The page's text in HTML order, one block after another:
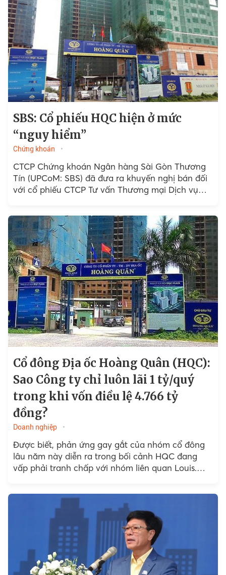
SBS: Cổ phiếu HQC hiện ở mức
“nguy hiểm”
Chứng khoán
CTCP Chứng khoán Ngân hàng Sài Gòn Thương
Tín (UPCoM: SBS) đã đưa ra khuyến nghị bán đối
với cổ phiếu CTCP Tư vấn Thương mại Dịch vụ
Cổ đông Địa ốc Hoàng Quân (HQC):
Sao Công ty chỉ luôn lãi 1 tỷ/quý
trong khi vốn điều lệ 4.766 tỷ
đồng?
Doanh nghiệp
Được biết, phản ứng gay gắt của nhóm cổ đông
lâu năm này diễn ra trong bối cảnh HQC đang
vấp phải tranh chấp với nhóm liên quan Louis.
và đang đề nghị bổ sung Thành viên HĐQT, cụ thể
là đưa người Louis Land (BII) vào HĐQT tại Đại